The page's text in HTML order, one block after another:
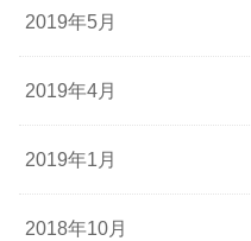
2019年5月
2019年4月
2019年1月
2018年10月